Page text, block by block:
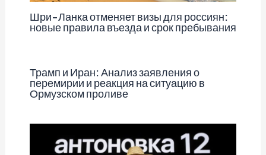
Шри-Ланка отменяет визы для россиян:
новые правила въезда и срок пребывания
Трамп и Иран: Анализ заявления о
перемирии и реакция на ситуацию в
Ормузском проливе